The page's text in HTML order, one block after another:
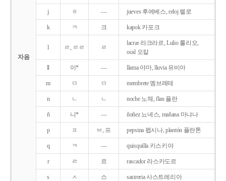
자음
j ㅎ ― jueves 후에베스, reloj 렐로
k ㅋ 크 kapok 카포크
l ㄹ, ㄹㄹ ㄹ
lacrar 라크라르, Lulio 룰리오,
ocal 오칼
ll 이* ― llama 야마, lluvia 유비아
m ㅁ ㅁ membrete 멤브레테
n ㄴ ㄴ noche 노체, flan 플란
ñ 니* ― ñoñez 뇨녜스, mañana 마냐나
p ㅍ ㅂ, 프 pepsina 펩시나, plantón 플란톤
q ㅋ ― quisquilla 키스키야
r ㄹ 르 rascador 라스카도르
s ㅅ 스 sastreria 사스트레리아